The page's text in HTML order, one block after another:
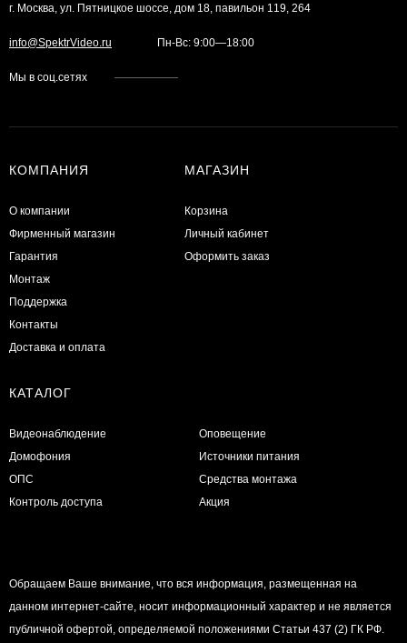
г. Москва, ул. Пятницкое шоссе, дом 18, павильон 119, 264
info@SpektrVideo.ru Пн-Вс: 9:00—18:00
Мы в соц.сетях
КОМПАНИЯ
О компании
Фирменный магазин
Гарантия
Монтаж
Поддержка
Контакты
Доставка и оплата
МАГАЗИН
Корзина
Личный кабинет
Оформить заказ
КАТАЛОГ
Видеонаблюдение
Домофония
ОПС
Контроль доступа
Оповещение
Источники питания
Средства монтажа
Акция
Обращаем Ваше внимание, что вся информация, размещенная на
данном интернет-сайте, носит информационный характер и не является
публичной офертой, определяемой положениями Статьи 437 (2) ГК РФ.